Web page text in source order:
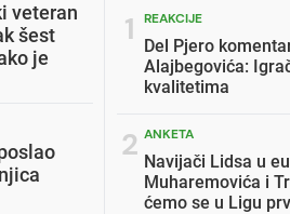
veteran
šest
je
1 REAKCIJE
Del Pjero
Alajbegovića:
kvalitetima
2 ANKETA
Navijači Lidsa u
Muharemovića i
ćemo se u Ligu